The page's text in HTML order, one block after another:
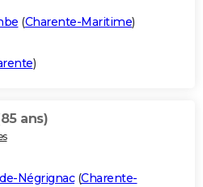
(Charente-Maritime)
)
ans)
Négrignac(Charente-